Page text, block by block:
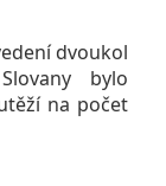
dvoukol
bylo
na počet